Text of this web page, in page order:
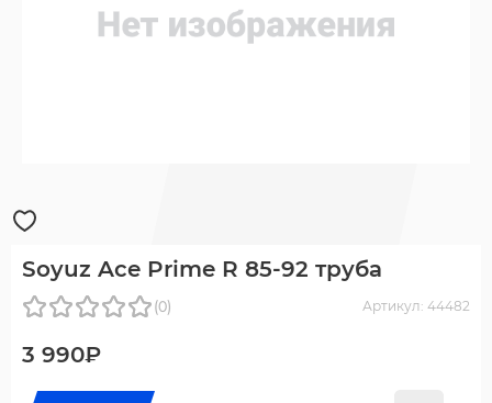
Soyuz Ace Prime R 85-92 труба
(0) Артикул: 44482
3 990₽